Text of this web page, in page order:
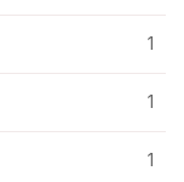
1
1
1